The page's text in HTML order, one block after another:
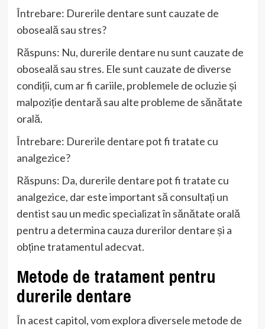
Întrebare: Durerile dentare sunt cauzate de
oboseală sau stres?
Răspuns: Nu, durerile dentare nu sunt cauzate de
oboseală sau stres. Ele sunt cauzate de diverse
condiții, cum ar fi cariile, problemele de ocluzie și
malpoziție dentară sau alte probleme de sănătate
orală.
Întrebare: Durerile dentare pot fi tratate cu
analgezice?
Răspuns: Da, durerile dentare pot fi tratate cu
analgezice, dar este important să consultați un
dentist sau un medic specializat în sănătate orală
pentru a determina cauza durerilor dentare și a
obține tratamentul adecvat.
Metode de tratament pentru
durerile dentare
În acest capitol, vom explora diversele metode de